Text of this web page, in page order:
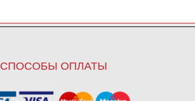
СПОСОБЫ ОПЛАТЫ